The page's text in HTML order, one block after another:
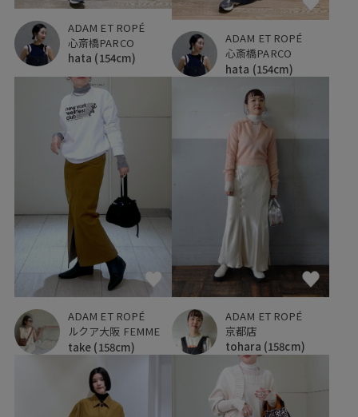
ADAM ET ROPÉ
心斎橋PARCO
hata (154cm)
ADAM ET ROPÉ
心斎橋PARCO
hata (154cm)
ADAM ET ROPÉ
ルクア大阪 FEMME
take (158cm)
ADAM ET ROPÉ
京都店
tohara (158cm)